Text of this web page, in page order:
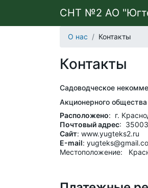
СНТ №2 АО
О нас Контакты
Контакты
Садоводческое
Акционерного
Расположено: г.
Почтовый адрес:
Сайт: www.yugteks2.ru
Е-mail:
Местоположение: